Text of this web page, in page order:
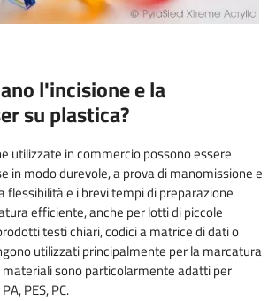
l'incisione e la
su plastica?
utilizzate in commercio possono essere
in modo durevole, a prova di manomissione e
flessibilità e i brevi tempi di preparazione
efficiente, anche per lotti di piccole
testi chiari, codici a matrice di dati o
utilizzati principalmente per la marcatura
sono particolarmente adatti per
PES, PC.